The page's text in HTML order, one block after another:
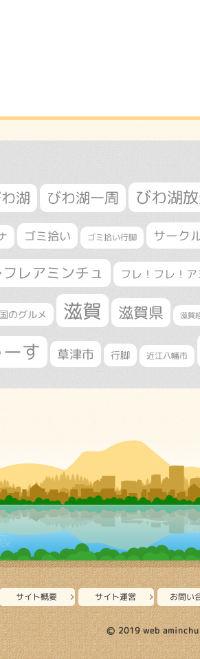
湖 びわ湖一周 びわ湖
ゴミ拾い ゴミ拾い行脚 サーク
レアミンチュ フレ！フレ！
のグルメ 滋賀 滋賀県 滋賀
す 草津市 行脚 近江八幡市
サイト概要 サイト運営 お問い
Ⓒ 2019 web